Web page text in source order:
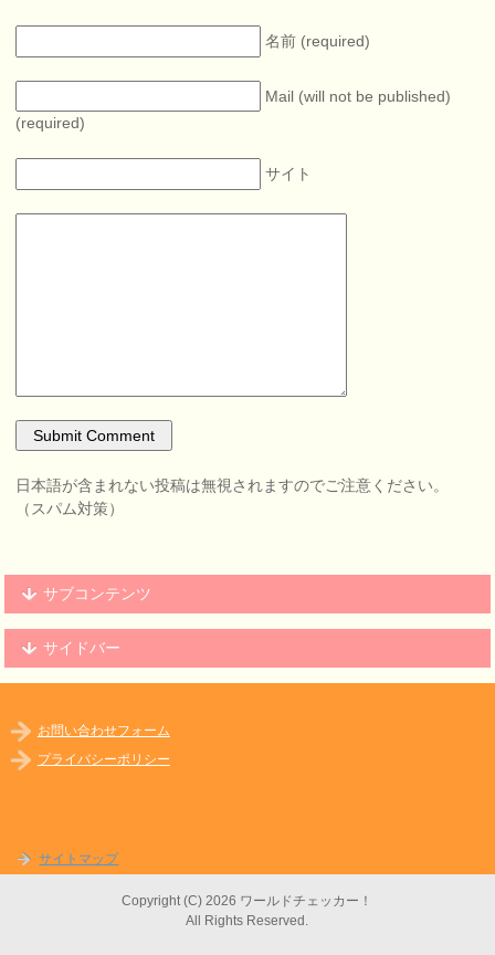
名前 (required)
Mail (will not be published)
(required)
サイト
日本語が含まれない投稿は無視されますのでご注意ください。
（スパム対策）
サブコンテンツ
サイドバー
お問い合わせフォーム
プライバシーポリシー
サイトマップ
Copyright (C) 2026 ワールドチェッカー！
All Rights Reserved.